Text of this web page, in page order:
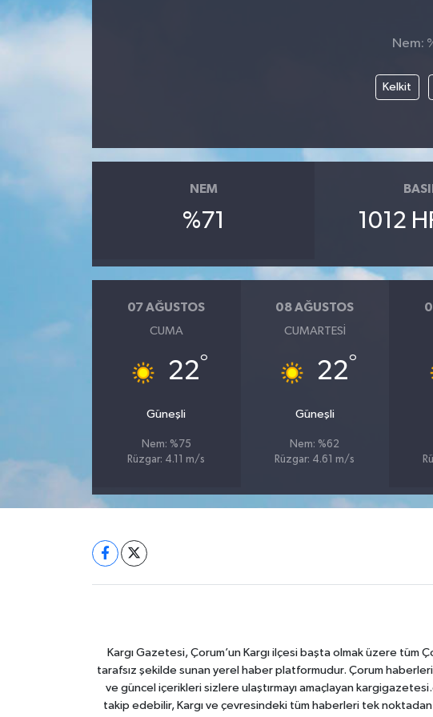
Nem:
Kelkit
NEM
%71 1012
07 AĞUSTOS
CUMA
22°
Güneşli
Nem: %75
Rüzgar: 4.11 m/s
08 AĞUSTOS
CUMARTESI
22°
Güneşli
Nem: %62
Rüzgar: 4.61 m/s
Kargı Gazetesi, Çorum’un Kargı ilçesi başta olmak üzere tüm
tarafsız şekilde sunan yerel haber platformudur. Çorum
ve güncel içerikleri sizlere ulaştırmayı amaçlayan
takip edebilir, Kargı ve çevresindeki tüm haberleri tek